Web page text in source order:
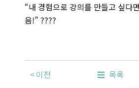
“내 경험으로 강의를 만들고 싶다
음!” ????
이전 목록